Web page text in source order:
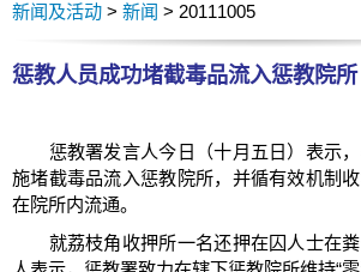
新闻及活动 > 新闻 > 20111005
惩教人员成功堵截毒品流入惩教院所
惩教署发言人今日（十月五日）表示，
施堵截毒品流入惩教院所，并循有效机制
在院所内流通。
就荔枝角收押所一名还押在囚人士在粪